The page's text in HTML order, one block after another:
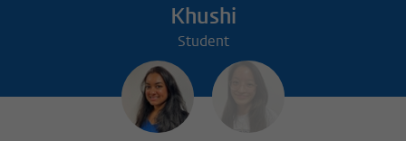
Khushi
Student